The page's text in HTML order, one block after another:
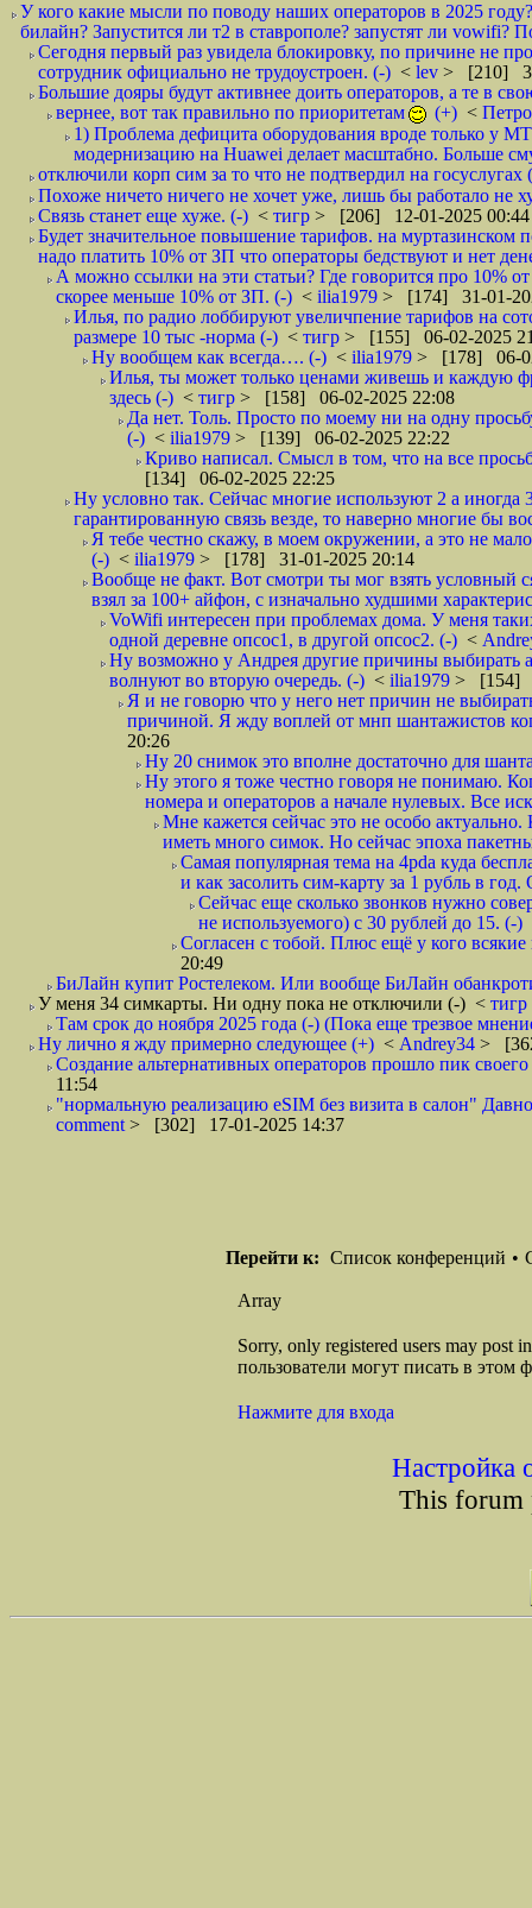
У кого какие мысли по поводу наших операторов в 2025
билайн? Запустится ли т2 в ставрополе? запустят ли vowifi?
Сегодня первый раз увидела блокировку, по причине не
сотрудник официально не трудоустроен. (-) < lev > [210]
Большие дояры будут активнее доить операторов, а те в
вернее, вот так правильно по приоритетам
(+) <
1) Проблема дефицита оборудования вроде только у
модернизацию на Huawei делает масштабно. Больше
отключили корп сим за то что не подтвердил на госуслугах
Похоже ничето ничего не хочет уже, лишь бы работало не
Связь станет еще хуже. (-) < тигр > [206] 12-01-2025 00:44
Будет значительное повышение тарифов. на муртазинском
надо платить 10% от ЗП что операторы бедствуют и нет
А можно ссылки на эти статьи? Где говорится про 10%
скорее меньше 10% от ЗП. (-) < ilia1979 > [174] 31-01-
Илья, по радио лоббируют увеличпение тарифов на
размере 10 тыс -норма (-) < тигр > [155] 06-02-2025
Ну вообщем как всегда…. (-) < ilia1979 > [178] 06-
Илья, ты может только ценами живешь и каждую
здесь (-) < тигр > [158] 06-02-2025 22:08
Да нет. Толь. Просто по моему ни на одну
(-) < ilia1979 > [139] 06-02-2025 22:22
Криво написал. Смысл в том, что на все
[134] 06-02-2025 22:25
Ну условно так. Сейчас многие используют 2 а
гарантированную связь везде, то наверно многие бы
Я тебе честно скажу, в моем окружении, а это не
(-) < ilia1979 > [178] 31-01-2025 20:14
Вообще не факт. Вот смотри ты мог взять условный
взял за 100+ айфон, с изначально худшими
VoWifi интересен при проблемах дома. У меня
одной деревне опсос1, в другой опсос2. (-) <
Ну возможно у Андрея другие причины выбирать
волнуют во вторую очередь. (-) < ilia1979 > [154]
Я и не говорю что у него нет причин не
причиной. Я жду воплей от мнп шантажистов
20:26
Ну 20 снимок это вполне достаточно для
Ну этого я тоже честно говоря не понимаю.
номера и операторов а начале нулевых. Все
Мне кажется сейчас это не особо
иметь много симок. Но сейчас эпоха
Самая популярная тема на 4pda куда
и как засолить сим-карту за 1 рубль в
Сейчас еще сколько звонков нужно
не используемого) с 30 рублей до 15. (-)
Согласен с тобой. Плюс ещё у кого
20:49
БиЛайн купит Ростелеком. Или вообще БиЛайн
У меня 34 симкарты. Ни одну пока не отключили (-) < тигр
Там срок до ноября 2025 года (-) (Пока еще трезвое
Ну лично я жду примерно следующее (+) < Andrey34 >
Создание альтернативных операторов прошло пик
11:54
"нормальную реализацию eSIM без визита в салон"
comment > [302] 17-01-2025 14:37
Перейти к: Список конференций •
Array
Sorry, only registered users may post
пользователи могут писать в этом
Нажмите для входа
Настройка
This